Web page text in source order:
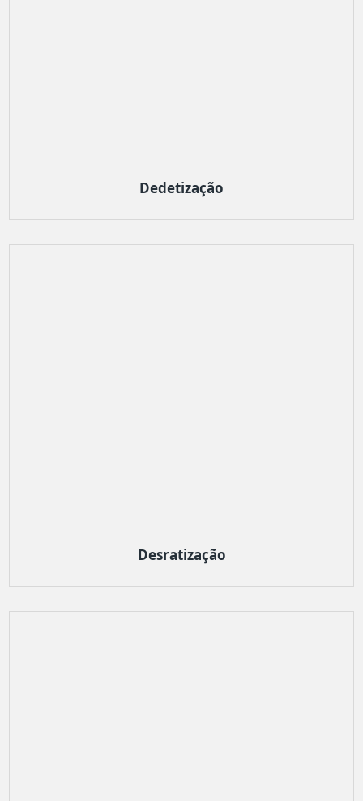
Dedetização
Desratização